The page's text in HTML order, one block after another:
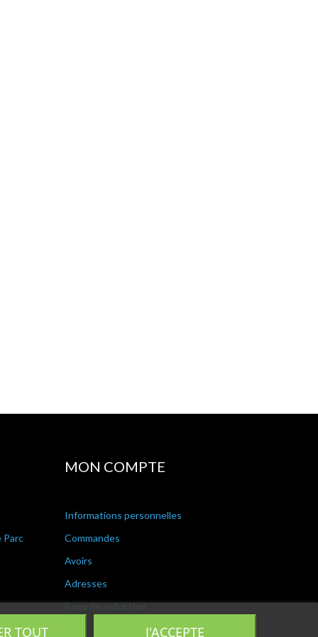
Parc
MON COMPTE
Informations personnelles
Commandes
Avoirs
Adresses
Bons de réduction
TOUT J'ACCEPTE